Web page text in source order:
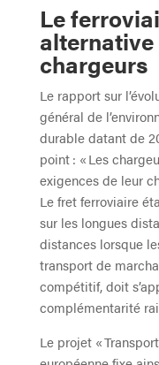
Le
alternative
chargeurs
Le rapport sur
général de
durable datant de
point : « Les
exigences de leur
Le fret ferroviaire
sur les longues
distances lorsque
transport de
compétitif, doit
complémentarité
Le projet «